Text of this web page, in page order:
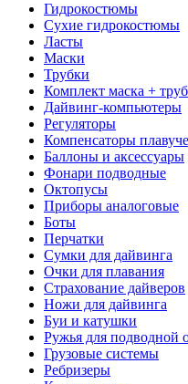
Гидрокостюмы
Сухие гидрокостюмы
Ласты
Маски
Трубки
Комплект маска +
Дайвинг-компьютеры
Регуляторы
Компенсаторы
Баллоны и аксессуары
Фонари подводные
Октопусы
Приборы аналоговые
Боты
Перчатки
Сумки для дайвинга
Очки для плавания
Страхование дайверов
Ножи для дайвинга
Буи и катушки
Ружья для подводной
Грузовые системы
Ребризеры